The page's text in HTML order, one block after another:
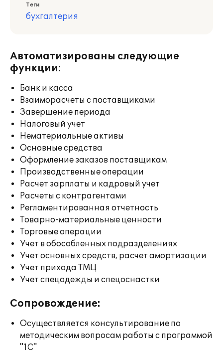
Теги
бухгалтерия
Автоматизированы следующие
функции:
Банк и касса
Взаиморасчеты с поставщиками
Завершение периода
Налоговый учет
Нематериальные активы
Основные средства
Оформление заказов поставщикам
Производственные операции
Расчет зарплаты и кадровый учет
Расчеты с контрагентами
Регламентированная отчетность
Товарно-материальные ценности
Торговые операции
Учет в обособленных подразделениях
Учет основных средств, расчет амортизации
Учет прихода ТМЦ
Учет спецодежды и спецоснастки
Сопровождение:
Осуществляется консультирование по
методическим вопросам работы с программой
"1С"